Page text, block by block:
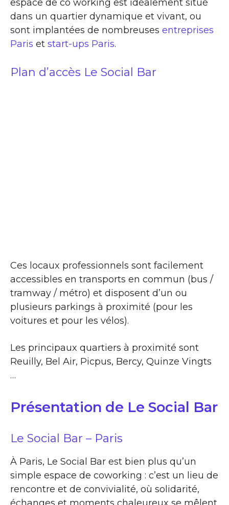
espace de co working est idéalement situé
dans un quartier dynamique et vivant, ou
sont implantées de nombreuses entreprises
Paris et start-ups Paris.
Plan d’accès Le Social Bar
Ces locaux professionnels sont facilement
accessibles en transports en commun (bus /
tramway / métro) et disposent d’un ou
plusieurs parkings à proximité (pour les
voitures et pour les vélos).
Les principaux quartiers à proximité sont
Reuilly, Bel Air, Picpus, Bercy, Quinze Vingts
…
Présentation de Le Social Bar
Le Social Bar – Paris
À Paris, Le Social Bar est bien plus qu’un
simple espace de coworking : c’est un lieu de
rencontre et de convivialité, où solidarité,